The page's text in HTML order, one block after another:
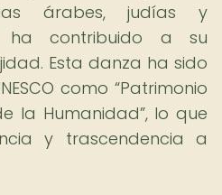
árabes, judías y
ha contribuido a su
Esta danza ha sido
como
Patrimonio
la Humanidad , lo que
y trascendencia a